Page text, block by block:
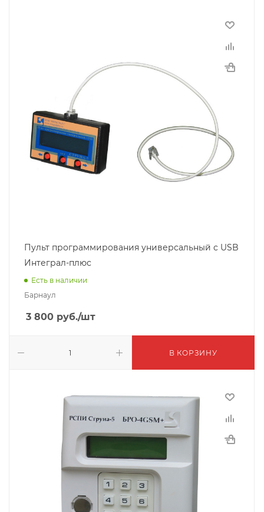
Пульт программирования универсальный с USB
Интеграл-плюс
Есть в наличии
Барнаул
3 800 руб./шт
В КОРЗИНУ